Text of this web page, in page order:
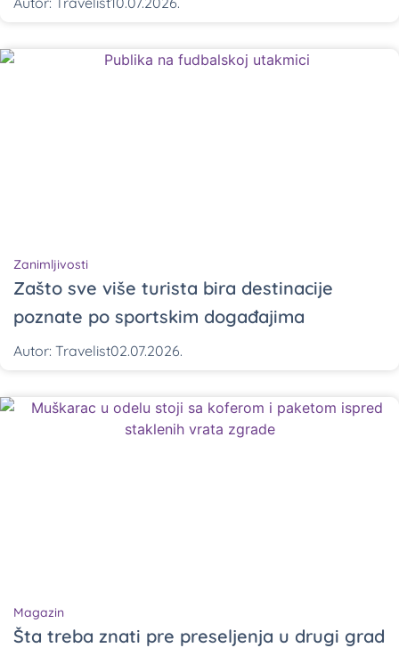
Zanimljivosti
Zašto sve više turista bira destinacije
poznate po sportskim događajima
Autor: Travelist02.07.2026.
Magazin
Šta treba znati pre preseljenja u drugi grad